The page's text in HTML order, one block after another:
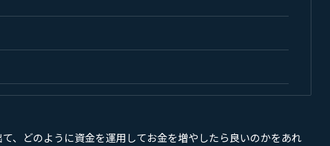
、どのように資金を運用してお金を増やしたら良いのかをあれ